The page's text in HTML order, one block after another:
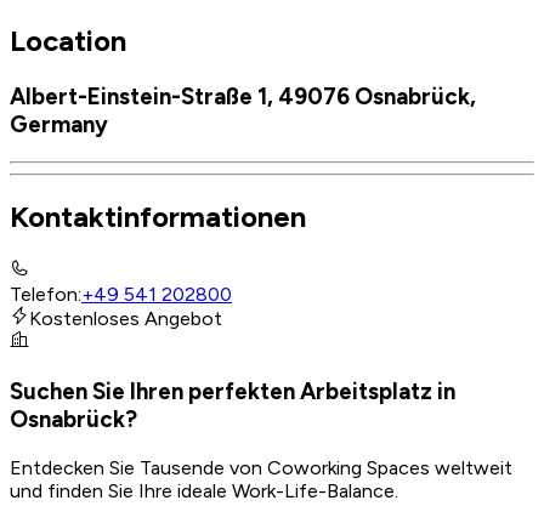
Location
Albert-Einstein-Straße 1, 49076 Osnabrück,
Germany
Kontaktinformationen
Telefon:+49 541 202800
Kostenloses Angebot
Suchen Sie Ihren perfekten Arbeitsplatz in
Osnabrück?
Entdecken Sie Tausende von Coworking Spaces weltweit
und finden Sie Ihre ideale Work-Life-Balance.